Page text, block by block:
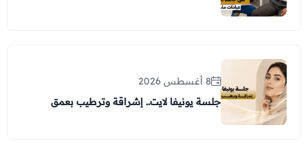
8 أغسطس 2026
جلسة يونيفا لايت.. إشراقة وترطيب بعمق